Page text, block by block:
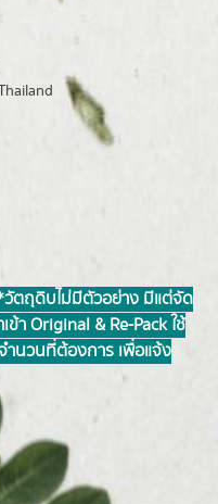
ตถุดิบไม่มีตัวอย่าง มีแต่จัด
Original & Re-Pack ใช้
ำนวนที่ต้องการ เพื่อแจ้ง